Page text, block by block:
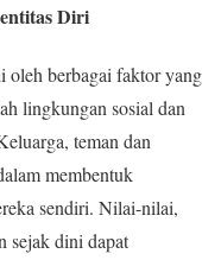
Diri
oleh berbagai faktor yang
lingkungan sosial dan
teman dan
membentuk
sendiri. Nilai-nilai,
sejak dini dapat